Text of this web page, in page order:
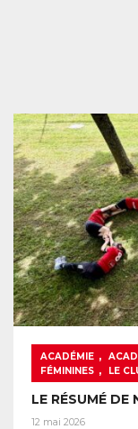
ACADÉMIE ,
FÉMININES , LE
LE RÉSUMÉ DE
12 mai 2026